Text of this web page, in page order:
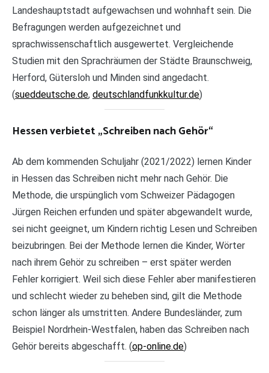
Landeshauptstadt aufgewachsen und wohnhaft sein. Die
Befragungen werden aufgezeichnet und
sprachwissenschaftlich ausgewertet. Vergleichende
Studien mit den Sprachräumen der Städte Braunschweig,
Herford, Gütersloh und Minden sind angedacht.
(sueddeutsche.de, deutschlandfunkkultur.de)
Hessen verbietet „Schreiben nach Gehör“
Ab dem kommenden Schuljahr (2021/2022) lernen Kinder
in Hessen das Schreiben nicht mehr nach Gehör. Die
Methode, die urspünglich vom Schweizer Pädagogen
Jürgen Reichen erfunden und später abgewandelt wurde,
sei nicht geeignet, um Kindern richtig Lesen und Schreiben
beizubringen. Bei der Methode lernen die Kinder, Wörter
nach ihrem Gehör zu schreiben – erst später werden
Fehler korrigiert. Weil sich diese Fehler aber manifestieren
und schlecht wieder zu beheben sind, gilt die Methode
schon länger als umstritten. Andere Bundesländer, zum
Beispiel Nordrhein-Westfalen, haben das Schreiben nach
Gehör bereits abgeschafft. (op-online.de)